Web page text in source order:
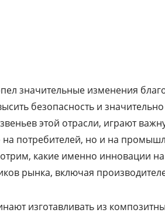
значительные изменения
безопасность и
этой отрасли, играют
потребителей, но и на
какие именно инновации
рынка, включая
изготавливать из